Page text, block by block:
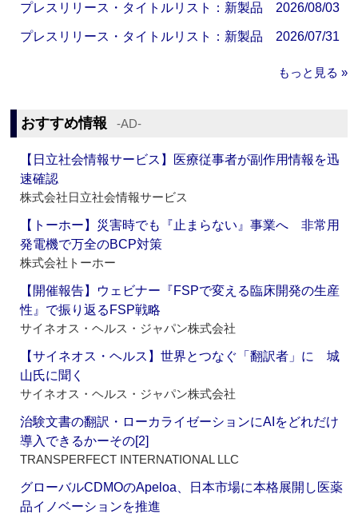
プレスリリース・タイトルリスト：新製品 2026/08/03
プレスリリース・タイトルリスト：新製品 2026/07/31
もっと見る »
おすすめ情報 ‐AD‐
【日立社会情報サービス】医療従事者が副作用情報を迅
速確認
株式会社日立社会情報サービス
【トーホー】災害時でも『止まらない』事業へ 非常用
発電機で万全のBCP対策
株式会社トーホー
【開催報告】ウェビナー『FSPで変える臨床開発の生産
性』で振り返るFSP戦略
サイネオス・ヘルス・ジャパン株式会社
【サイネオス・ヘルス】世界とつなぐ「翻訳者」に 城
山氏に聞く
サイネオス・ヘルス・ジャパン株式会社
治験文書の翻訳・ローカライゼーションにAIをどれだけ
導入できるかーその[2]
TRANSPERFECT INTERNATIONAL LLC
グローバルCDMOのApeloa、日本市場に本格展開し医薬
品イノベーションを推進